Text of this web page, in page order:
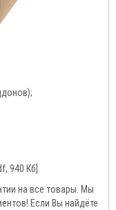
940 Кб]
на все товары. Мы
Если Вы найдёте